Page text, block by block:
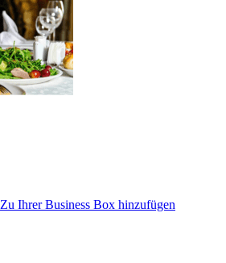
Zu Ihrer Business Box hinzufügen